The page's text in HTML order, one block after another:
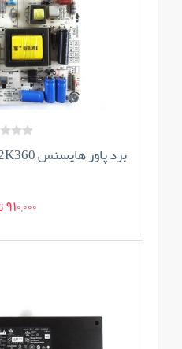
برد پاور هایسنس 32K360
910,000 تومان